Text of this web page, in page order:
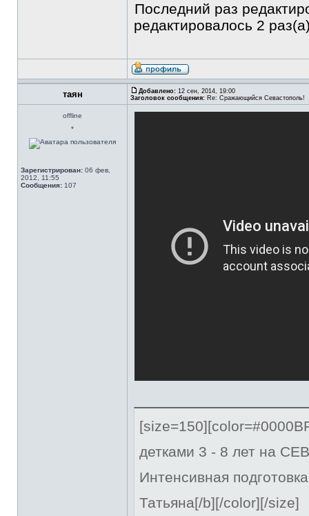
Последний раз
редактировалось 2
таян Добавлено: 12 сен, 2014, 19:00
Заголовок сообщения: Re: Сражающийся Севастополь!
offline
*
Зарегистрирован: 06 фев,
2012, 11:55
Сообщения: 107
детками 3 - 8 лет на
Интенсивная
Татьяна[/b][/color][/size]